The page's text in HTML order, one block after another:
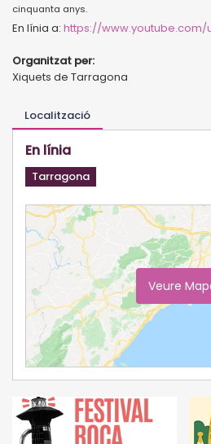
cinquanta anys.
En línia a: https://www.youtube.com/
Organitzat per:
Xiquets de Tarragona
Localització
En línia
Tarragona
Veure